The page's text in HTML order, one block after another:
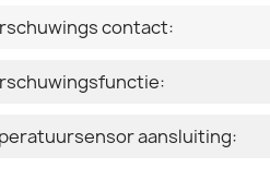
contact:
aansluiting: